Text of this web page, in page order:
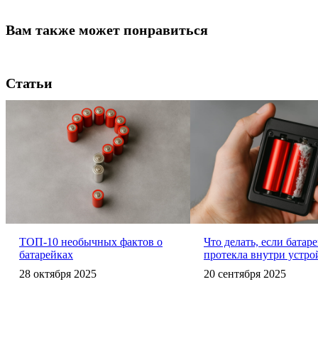
Вам также может понравиться
Статьи
ТОП-10 необычных фактов о
батарейках
28 октября 2025
Что делать, если
протекла внутри
20 сентября 2025